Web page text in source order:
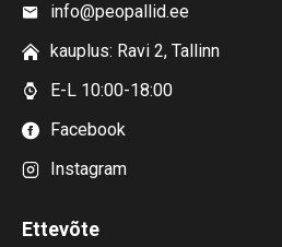
info@peopallid.ee
kauplus: Ravi 2, Tallinn
E-L 10:00-18:00
Facebook
Instagram
Ettevõte